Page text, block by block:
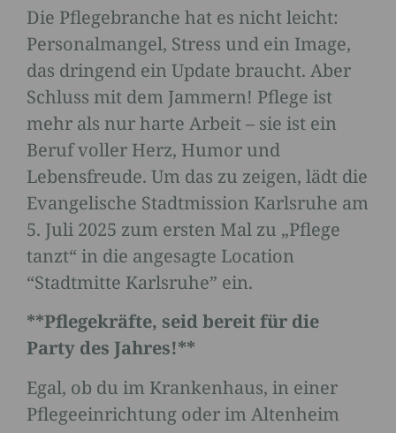
Die Pflegebranche hat es nicht leicht:
Personalmangel, Stress und ein Image,
das dringend ein Update braucht. Aber
Schluss mit dem Jammern! Pflege ist
mehr als nur harte Arbeit – sie ist ein
Beruf voller Herz, Humor und
Lebensfreude. Um das zu zeigen, lädt die
Evangelische Stadtmission Karlsruhe am
5. Juli 2025 zum ersten Mal zu „Pflege
tanzt“ in die angesagte Location
“Stadtmitte Karlsruhe” ein.
**Pflegekräfte, seid bereit für die
Party des Jahres!**
Egal, ob du im Krankenhaus, in einer
Pflegeeinrichtung oder im Altenheim